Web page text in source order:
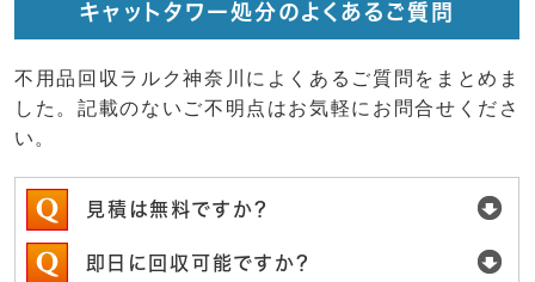
キャットタワー処分のよくあるご質問
不用品回収ラルク神奈川によくあるご質問をまとめま
した。記載のないご不明点はお気軽にお問合せくださ
い。
見積は無料ですか？
即日に回収可能ですか？